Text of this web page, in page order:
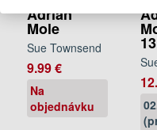
Adrian
Mole
Sue Townsend
9.99 €
Na
objednávku